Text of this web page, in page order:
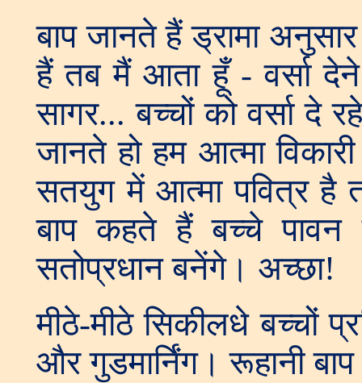
बाप जानते हैं ड्रामा
हैं तब मैं आता हूँ - वर्सा
सागर... बच्चों को वर्सा
जानते हो हम आत्मा
सतयुग में आत्मा पवित्र है
बाप कहते हैं बच्चे पावन
सतोप्रधान बनेंगे। अच्छा!
मीठे-मीठे सिकीलधे बच्चों
और गुडमार्निंग। रूहानी